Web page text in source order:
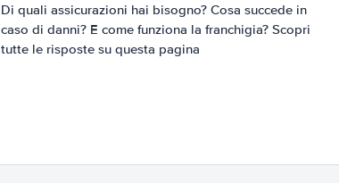
Di quali assicurazioni hai bisogno? Cosa succede in
caso di danni? E come funziona la franchigia? Scopri
tutte le risposte su questa pagina